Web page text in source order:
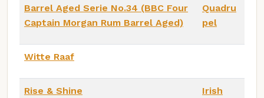
Barrel Aged Serie No.34 (BBC Four
Captain Morgan Rum Barrel Aged)
Quadru
pel
Witte Raaf
Rise & Shine
Irish